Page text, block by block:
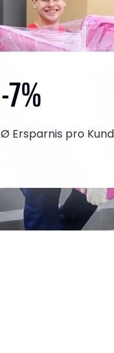
-7%
Ø Ersparnis pro